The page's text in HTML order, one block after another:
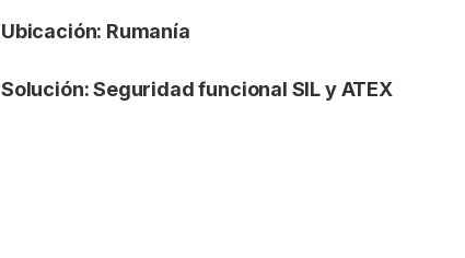
Ubicación: Rumanía
Solución:Seguridad funcional SIL y ATEX